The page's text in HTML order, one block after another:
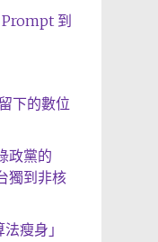
到
下的數位
政黨的
獨到非核
瘦身」